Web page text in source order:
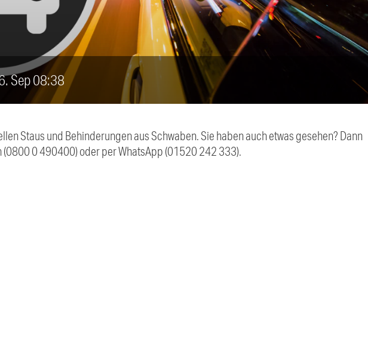
Sep 08:38
Staus und Behinderungen aus Schwaben. Sie haben auch etwas gesehen? Dann
(0800 0 490400) oder per WhatsApp (01520 242 333).